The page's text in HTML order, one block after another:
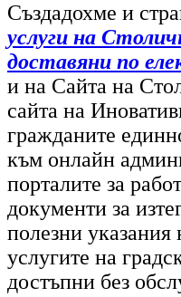
Създадохме и
услуги на
доставяни по
и на Сайта на
сайта на
гражданите
към онлайн
порталите за
документи за
полезни указания
услугите на
достъпни без